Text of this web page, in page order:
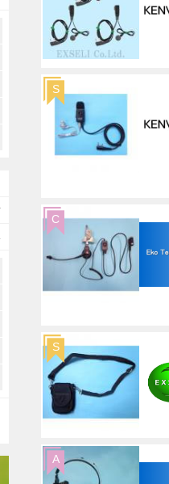
S
C
S
A